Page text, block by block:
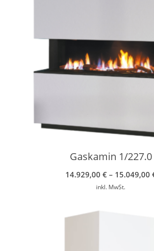
Gaskamin 1/227.0
14.929,00 €– 15.049,00
inkl. MwSt.